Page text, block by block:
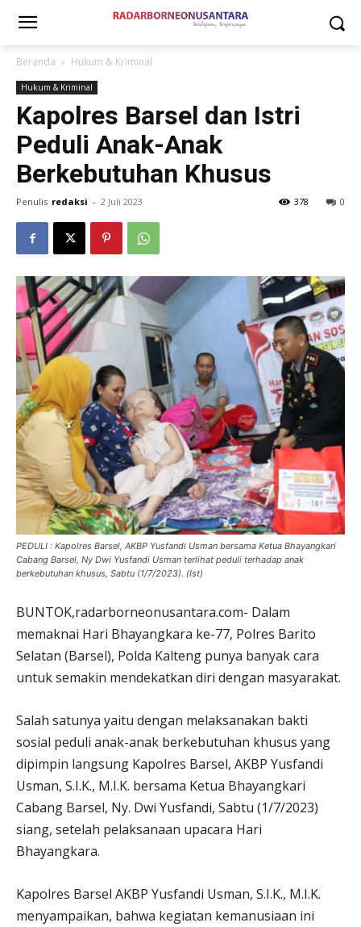
Beranda Hukum & Kriminal
Hukum & Kriminal
Kapolres Barsel dan Istri
Peduli Anak-Anak
Berkebutuhan Khusus
Penulis redaksi - 2 Juli 2023 0
378
PEDULI : Kapolres Barsel, AKBP Yusfandi Usman bersama Ketua Bhayangkari
Cabang Barsel, Ny Dwi Yusfandi Usman terlihat peduli terhadap anak
berkebutuhan khusus, Sabtu (1/7/2023). (Ist)
BUNTOK,radarborneonusantara.com- Dalam
memaknai Hari Bhayangkara ke-77, Polres Barito
Selatan (Barsel), Polda Kalteng punya banyak cara
untuk semakin mendekatkan diri dengan masyarakat.
Salah satunya yaitu dengan melaksanakan bakti
sosial peduli anak-anak berkebutuhan khusus yang
dipimpin langsung Kapolres Barsel, AKBP Yusfandi
Usman, S.I.K., M.I.K. bersama Ketua Bhayangkari
Cabang Barsel, Ny. Dwi Yusfandi, Sabtu (1/7/2023)
siang, setelah pelaksanaan upacara Hari
Bhayangkara.
Kapolres Barsel AKBP Yusfandi Usman, S.I.K., M.I.K.
menyampaikan, bahwa kegiatan kemanusiaan ini